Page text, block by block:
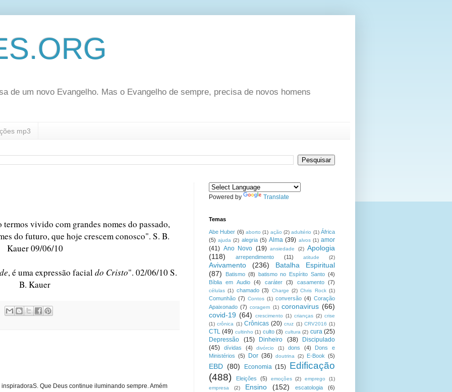
de um novo Evangelho. Mas o Evangelho de sempre, precisa de novos homens
mp3
vivido com grandes nomes do passado,
do futuro, que hoje crescem conosco". S. B.
Kauer 09/06/10
, é uma expressão facialdo Cristo". 02/06/10 S.
B. Kauer
Que Deus continue iluminando sempre. Amém
Powered by Translate
Temas
Abe Huber (6) aborto (1) ação (2) adultério (1) África
(5) ajuda (2) alegria (5) Alma (39) alvos (1) amor
(41) Ano Novo (19) ansiedade (2) Apologia
(118)
arrependimento (11) atitude (2)
Avivamento (236)
Batalha Espiritual
(87)
Batismo (8) batismo no Espírito Santo (4)
Bíblia em Audio
(4) caráter (3) casamento (7)
células (1) chamado (3) Charge (2) Chris Rock (1)
Comunhão (7) Contos (1) conversão (4) Coração
Apaixonado (7) coragem (1) coronavirus (66)
covid-19 (64) crescimento (1) crianças (2) crise
(1) crônica (1) Crônicas (20) cruz (1) CRV2016 (1)
CTL (49) cultinho (1) culto (3) cultura (2) cura (25)
Depressão
(15) Dinheiro (38)
Discipulado
(45)
dívidas (4) divórcio (1) dons (4)
Dons e
Ministérios (5) Dor (36) doutrina (2) E-Book (5)
EBD (80) Economia (15) Edificação
(488)
Eleições (5) emoções (2) emprego
(1)
empresa
(2) Ensino (152) escatologia
(6)